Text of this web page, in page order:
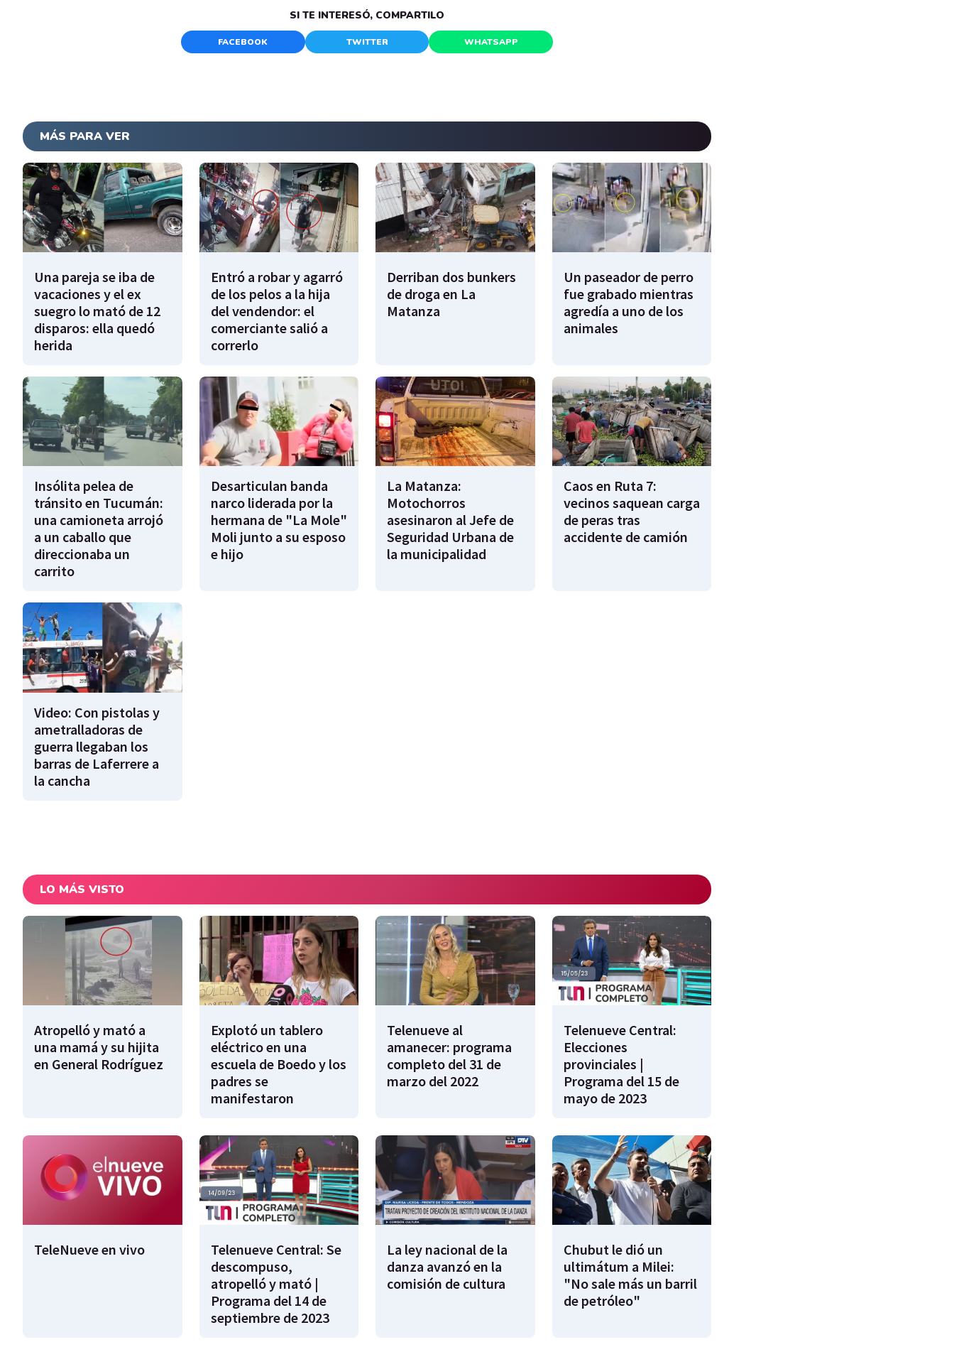
SI TE INTERESÓ, COMPARTILO
FACEBOOK TWITTER WHATSAPP
MÁS PARA VER
Una pareja se iba de
vacaciones y el ex
suegro lo mató de 12
disparos: ella quedó
herida
Entró a robar y agarró
de los pelos a la hija
del vendendor: el
comerciante salió a
correrlo
Derriban dos bunkers
de droga en La
Matanza
Un paseador de perro
fue grabado mientras
agredía a uno de los
animales
Insólita pelea de
tránsito en Tucumán:
una camioneta arrojó
a un caballo que
direccionaba un
carrito
Desarticulan banda
narco liderada por la
hermana de "La Mole"
Moli junto a su esposo
e hijo
La Matanza:
Motochorros
asesinaron al Jefe de
Seguridad Urbana de
la municipalidad
Caos en Ruta 7:
vecinos saquean carga
de peras tras
accidente de camión
Video: Con pistolas y
ametralladoras de
guerra llegaban los
barras de Laferrere a
la cancha
LO MÁS VISTO
Atropelló y mató a
una mamá y su hijita
en General Rodríguez
Explotó un tablero
eléctrico en una
escuela de Boedo y los
padres se
manifestaron
Telenueve al
amanecer: programa
completo del 31 de
marzo del 2022
Telenueve Central:
Elecciones
provinciales |
Programa del 15 de
mayo de 2023
TeleNueve en vivo
Telenueve Central: Se
descompuso,
atropelló y mató |
Programa del 14 de
septiembre de 2023
La ley nacional de la
danza avanzó en la
comisión de cultura
Chubut le dió un
ultimátum a Milei:
"No sale más un barril
de petróleo"